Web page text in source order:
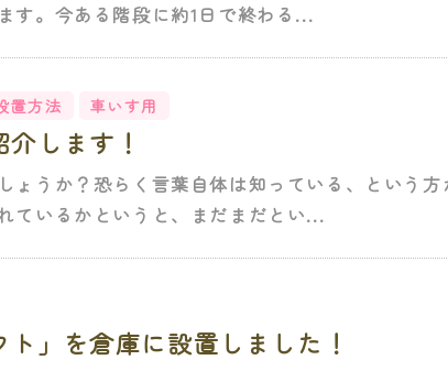
す。今ある階段に約1日で終わる...
置方法 車いす用
します！
ょうか？恐らく言葉自体は知っている、という
ているかというと、まだまだとい...
」を倉庫に設置しました！